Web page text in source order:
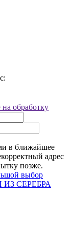
обработку
в ближайшее
адрес
позже.
выбор
СЕРЕБРА